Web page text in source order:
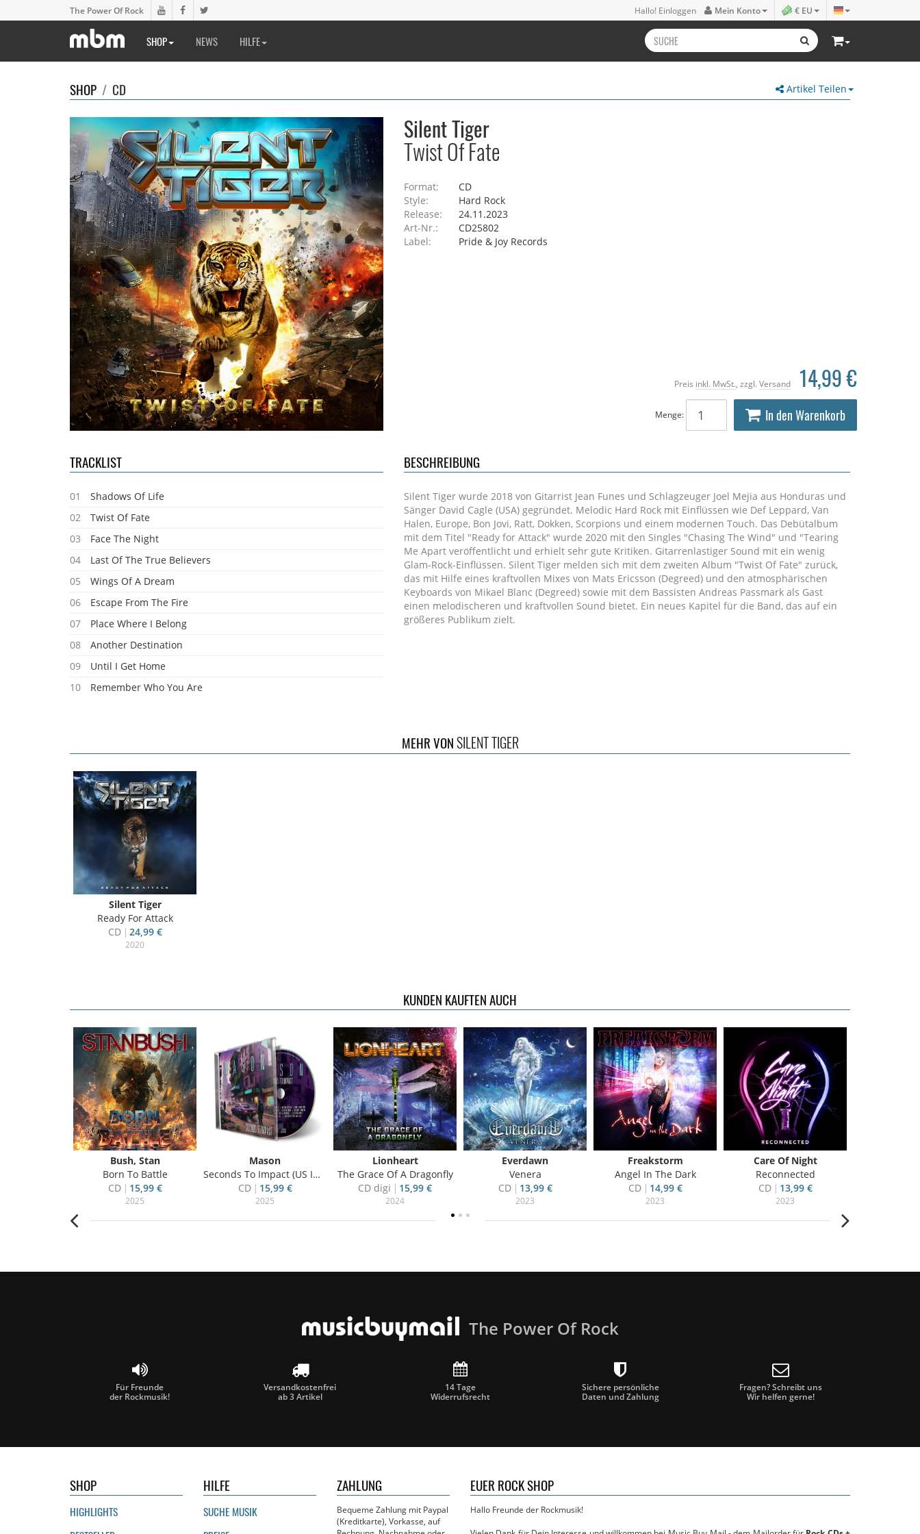
The Power Of Rock Hallo! Einloggen Mein Konto € EU
SHOP NEWS HILFE
Artikel Teilen
SHOP / CD
Silent Tiger
Twist Of Fate
Format:
CD
Style:
Hard Rock
Release:
24.11.2023
Art-Nr.:
CD25802
Label:
Pride & Joy Records
Preis inkl. MwSt. , zzgl. Versand 14,99 €
Menge: In den Warenkorb
TRACKLIST
01
Shadows Of Life
02
Twist Of Fate
03
Face The Night
04
Last Of The True Believers
05
Wings Of A Dream
06
Escape From The Fire
07
Place Where I Belong
08
Another Destination
09
Until I Get Home
10
Remember Who You Are
BESCHREIBUNG
Silent Tiger wurde 2018 von Gitarrist Jean Funes und Schlagzeuger Joel Mejia aus Honduras und
Sänger David Cagle (USA) gegründet. Melodic Hard Rock mit Einflüssen wie Def Leppard, Van
Halen, Europe, Bon Jovi, Ratt, Dokken, Scorpions und einem modernen Touch. Das Debütalbum
mit dem Titel "Ready for Attack" wurde 2020 mit den Singles "Chasing The Wind" und "Tearing
Me Apart veröffentlicht und erhielt sehr gute Kritiken. Gitarrenlastiger Sound mit ein wenig
Glam-Rock-Einflüssen. Silent Tiger melden sich mit dem zweiten Album "Twist Of Fate" zurück,
das mit Hilfe eines kraftvollen Mixes von Mats Ericsson (Degreed) und den atmosphärischen
Keyboards von Mikael Blanc (Degreed) sowie mit dem Bassisten Andreas Passmark als Gast
einen melodischeren und kraftvollen Sound bietet. Ein neues Kapitel für die Band, das auf ein
größeres Publikum zielt.
MEHR VONSILENT TIGER
Silent Tiger
Ready For Attack
CD
24,99 €
2020
KUNDEN KAUFTEN AUCH
Bush, Stan
Born To Battle
CD
15,99 €
2025
Mason
Seconds To Impact (US Import)
CD
15,99 €
2025
Lionheart
The Grace Of A Dragonfly
CD digi
15,99 €
2024
Everdawn
Venera
CD
13,99 €
2023
Freakstorm
Angel In The Dark
CD
14,99 €
2023
Care Of Night
Reconnected
CD
13,99 €
2023
The Power Of Rock
Für Freunde
der Rockmusik!
Versandkostenfrei
ab 3 Artikel
14 Tage
Widerrufsrecht
Sichere persönliche
Daten und Zahlung
Fragen? Schreibt uns
Wir helfen gerne!
SHOP
HIGHLIGHTS
HILFE
SUCHE MUSIK
ZAHLUNG
Bequeme Zahlung mit Paypal
(Kreditkarte), Vorkasse, auf
EUER ROCK SHOP
Hallo Freunde der Rockmusik!